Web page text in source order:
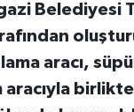
Belediyesi
aracı,
aracıyla